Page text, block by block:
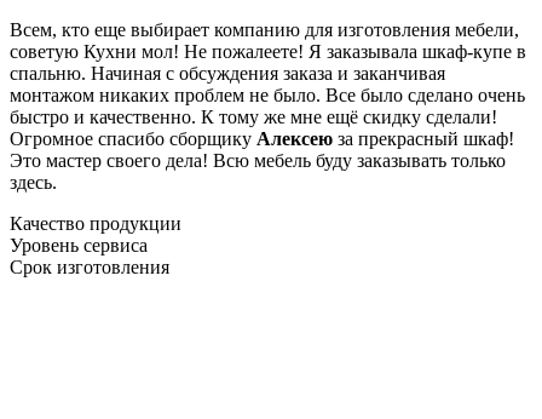
Всем, кто еще выбирает компанию для изготовления мебели,
советую Кухни мол! Не пожалеете! Я заказывала шкаф-купе в
спальню. Начиная с обсуждения заказа и заканчивая
монтажом никаких проблем не было. Все было сделано очень
быстро и качественно. К тому же мне ещё скидку сделали!
Огромное спасибо сборщику Алексею за прекрасный шкаф!
Это мастер своего дела! Всю мебель буду заказывать только
здесь.
Качество продукции
Уровень сервиса
Срок изготовления